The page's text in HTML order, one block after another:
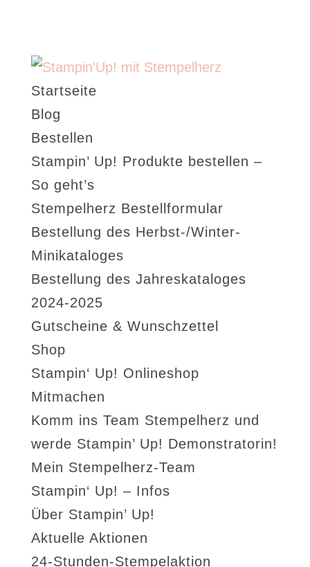
Startseite
Blog
Bestellen
Stampin’ Up! Produkte bestellen –
So geht’s
Stempelherz Bestellformular
Bestellung des Herbst-/Winter-
Minikataloges
Bestellung des Jahreskataloges
2024-2025
Gutscheine & Wunschzettel
Shop
Stampin‘ Up! Onlineshop
Mitmachen
Komm ins Team Stempelherz und
werde Stampin’ Up! Demonstratorin!
Mein Stempelherz-Team
Stampin‘ Up! – Infos
Über Stampin’ Up!
Aktuelle Aktionen
24-Stunden-Stempelaktion